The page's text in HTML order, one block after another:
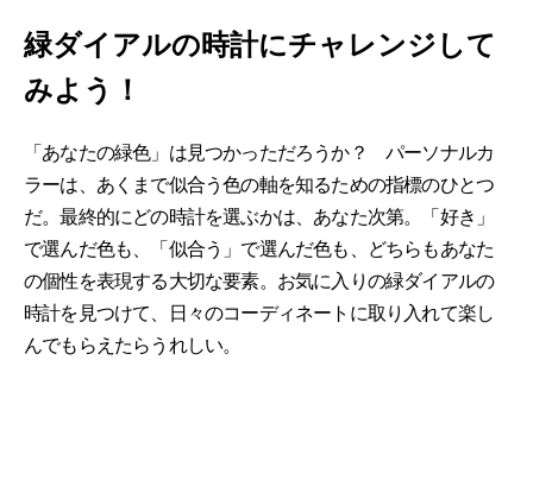
緑ダイアルの時計にチャレンジして
みよう！
「あなたの緑色」は見つかっただろうか？ パーソナルカ
ラーは、あくまで似合う色の軸を知るための指標のひとつ
だ。最終的にどの時計を選ぶかは、あなた次第。「好き」
で選んだ色も、「似合う」で選んだ色も、どちらもあなた
の個性を表現する大切な要素。お気に入りの緑ダイアルの
時計を見つけて、日々のコーディネートに取り入れて楽し
んでもらえたらうれしい。